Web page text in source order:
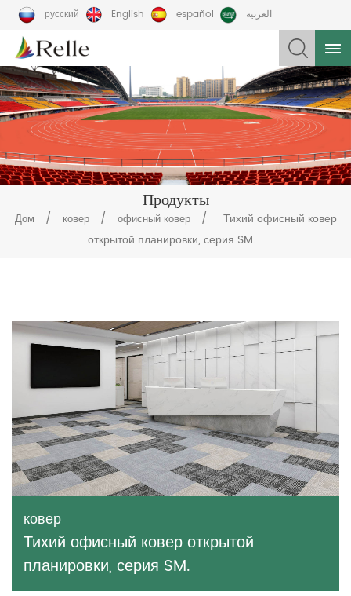
русский English español العربية
Продукты
Дом / ковер / офисный ковер /
Тихий офисный ковер
открытой планировки, серия SM.
ковер
Тихий офисный ковер открытой
планировки, серия SM.